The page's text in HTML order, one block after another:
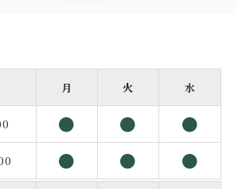
月 火 水
● ● ●
● ● ●